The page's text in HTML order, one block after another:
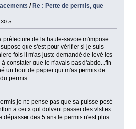
/Re : Perte de permis, que
»
préfecture de la haute-savoie m'impose
que s'est pour vérifier si je suis
fois il m'as juste demandé de levé les
constater que je n'avais pas d'abdo...fin
un bout de papier qui m'as permis de
permis...
je ne pense pas que sa puisse posé
a ceux qui doivent passer des visites
dépasser des 5 ans le permis n'est plus